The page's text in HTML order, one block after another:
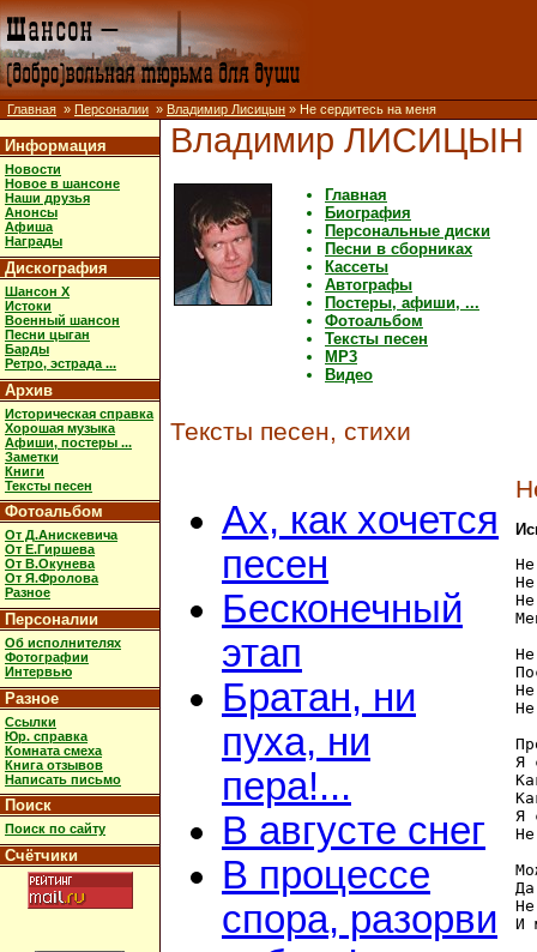
Главная » Персоналии » Владимир Лисицын » Не сердитесь на меня
Информация
Новости
Новое в шансоне
Наши друзья
Анонсы
Афиша
Награды
Дискография
Шансон X
Истоки
Военный шансон
Песни цыган
Барды
Ретро, эстрада ...
Архив
Историческая справка
Хорошая музыка
Афиши, постеры ...
Заметки
Книги
Тексты песен
Фотоальбом
От Д.Анискевича
От Е.Гиршева
От В.Окунева
От Я.Фролова
Разное
Персоналии
Об исполнителях
Фотографии
Интервью
Разное
Ссылки
Юр. справка
Комната смеха
Книга отзывов
Написать письмо
Поиск
Поиск по сайту
Счётчики
Владимир ЛИСИЦЫН
Главная
Биография
Персональные диски
Песни в сборниках
Кассеты
Автографы
Постеры, афиши, ...
Фотоальбом
Тексты песен
MP3
Видео
Тексты песен, стихи
Ах, как хочется
песен
Бесконечный
этап
Братан, ни
пуха, ни
пера!...
В августе снег
В процессе
спора, разорви
Я
Я
И